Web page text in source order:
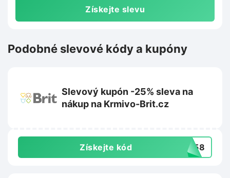
Získejte slevu
Podobné slevové kódy a kupóny
Slevový kupón -25% sleva na
nákup na Krmivo-Brit.cz
Získejte kód 1958